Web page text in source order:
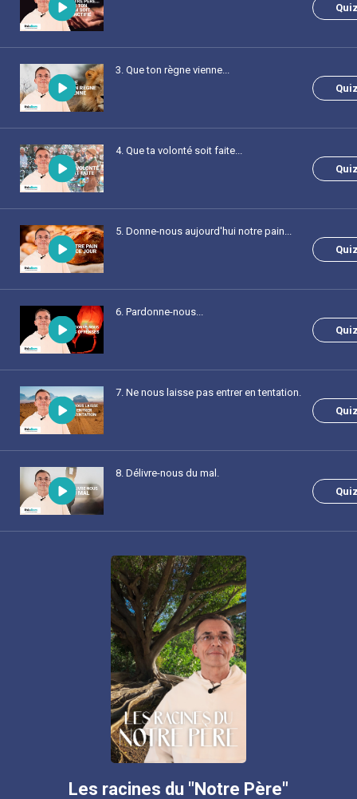
Les racines du "Notre Père"
3. Que ton règne vienne...
4. Que ta volonté soit faite...
5. Donne-nous aujourd'hui notre pain...
6. Pardonne-nous...
7. Ne nous laisse pas entrer en tentation.
8. Délivre-nous du mal.